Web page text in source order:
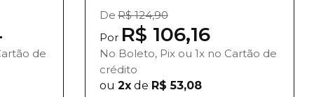
de
De R$ 124,90
Por R$ 106,16
No Boleto, Pix ou 1x no Cartão de
crédito
ou 2x de R$ 53,08